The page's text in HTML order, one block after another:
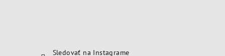
Sledovať na Instagrame